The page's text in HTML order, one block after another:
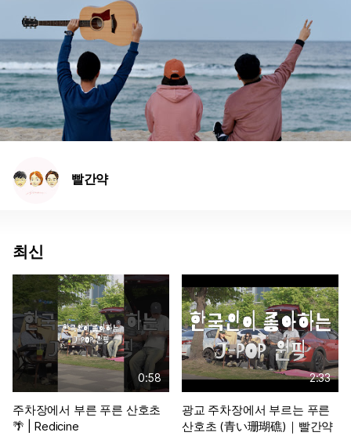
빨간약
최신
0:58
주차장에서 부른 푸른 산호초
🌴 | Redicine
2:33
광교 주차장에서 부르는 푸른
산호초 (青い珊瑚礁)｜빨간약